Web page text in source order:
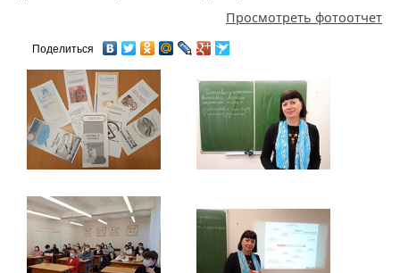
Просмотреть фотоотчет
Поделиться